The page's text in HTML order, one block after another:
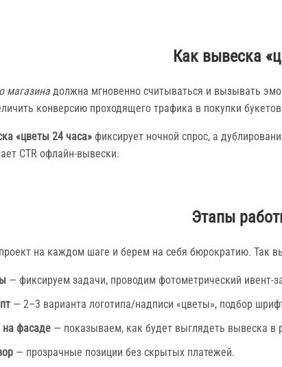
Как вывеска
магазинадолжна мгновенно считываться и вызывать
конверсию проходящего трафика в покупки
«цветы 24 часа» фиксирует ночной спрос, а
CTR офлайн-вывески.
Этапы
на каждом шаге и берем на себя бюрократию. Так
— фиксируем задачи, проводим фотометрический ивент-
— 2–3 варианта логотипа/надписи «цветы», подбор
на фасаде — показываем, как будет выглядеть вывеска в
— прозрачные позиции без скрытых платежей.